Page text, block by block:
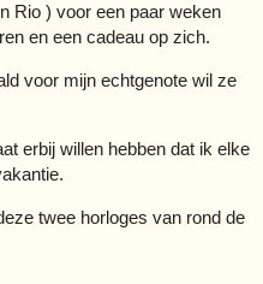
Rio ) voor een paar weken
en een cadeau op zich.
voor mijn echtgenote wil ze
erbij willen hebben dat ik elke
twee horloges van rond de